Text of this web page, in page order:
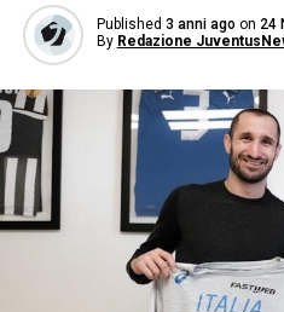
Published 3 anni ago on 24
By Redazione